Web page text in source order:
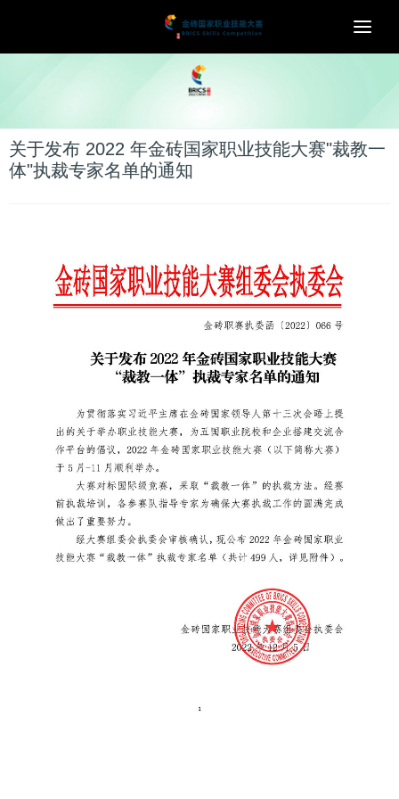
News
关于发布 2022 年金砖国家职业技能大赛"裁教一
体"执裁专家名单的通知